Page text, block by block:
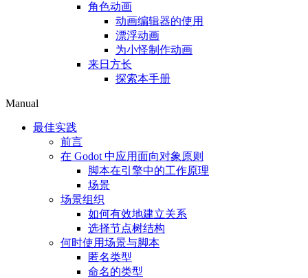
角色动画
动画编辑器的使用
漂浮动画
为小怪制作动画
来日方长
探索本手册
Manual
最佳实践
前言
在 Godot 中应用面向对象原则
脚本在引擎中的工作原理
场景
场景组织
如何有效地建立关系
选择节点树结构
何时使用场景与脚本
匿名类型
命名的类型